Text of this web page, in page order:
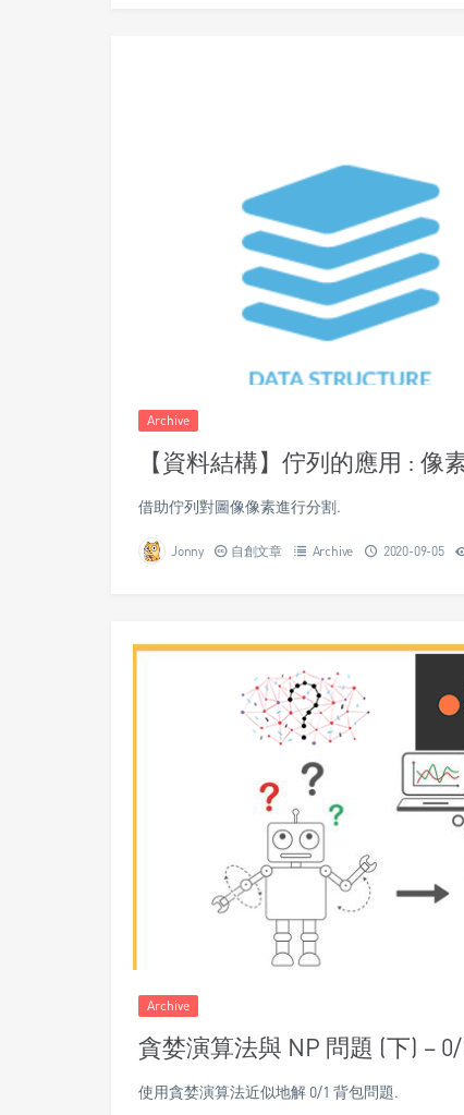
Archive
【資料結構】佇列的應用 : 像
借助佇列對圖像像素進行分割.
Jonny 自創文章 Archive 2020-09-05
Archive
貪婪演算法與 NP 問題 (下) –
使用貪婪演算法近似地解 0/1 背包問題.